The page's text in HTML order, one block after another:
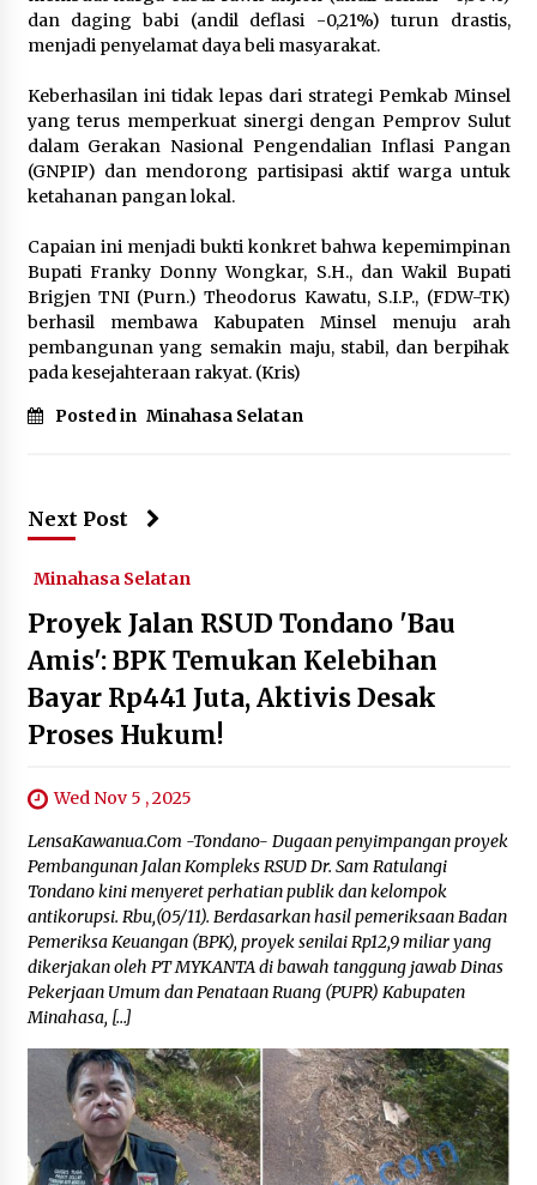
dan daging babi (andil deflasi -0,21%) turun drastis,
menjadi penyelamat daya beli masyarakat.
‎Keberhasilan ini tidak lepas dari strategi Pemkab Minsel
yang terus memperkuat sinergi dengan Pemprov Sulut
dalam Gerakan Nasional Pengendalian Inflasi Pangan
(GNPIP) dan mendorong partisipasi aktif warga untuk
ketahanan pangan lokal.
‎Capaian ini menjadi bukti konkret bahwa kepemimpinan
Bupati Franky Donny Wongkar, S.H., dan Wakil Bupati
Brigjen TNI (Purn.) Theodorus Kawatu, S.I.P., (FDW-TK)
berhasil membawa Kabupaten Minsel menuju arah
pembangunan yang semakin maju, stabil, dan berpihak
pada kesejahteraan rakyat. (Kris)
Posted in Minahasa Selatan
Next Post
Minahasa Selatan
Proyek Jalan RSUD Tondano 'Bau
Amis': BPK Temukan Kelebihan
Bayar Rp441 Juta, Aktivis Desak
Proses Hukum!
Wed Nov 5 , 2025
‎LensaKawanua.Com -Tondano- Dugaan penyimpangan proyek
Pembangunan Jalan Kompleks RSUD Dr. Sam Ratulangi
Tondano kini menyeret perhatian publik dan kelompok
antikorupsi. Rbu,(05/11). ‎Berdasarkan hasil pemeriksaan Badan
Pemeriksa Keuangan (BPK), proyek senilai Rp12,9 miliar yang
dikerjakan oleh PT MYKANTA di bawah tanggung jawab Dinas
Pekerjaan Umum dan Penataan Ruang (PUPR) Kabupaten
Minahasa, […]